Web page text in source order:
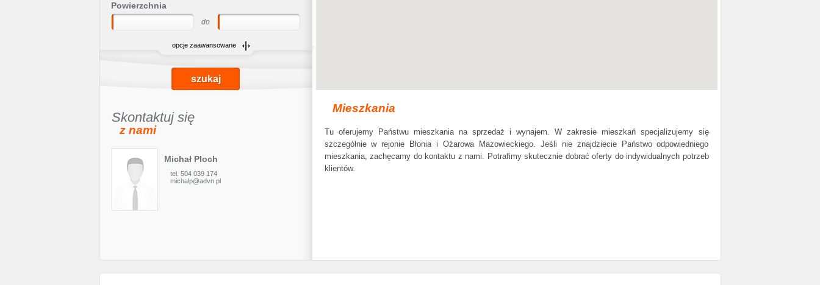
Powierzchnia
do
opcje zaawansowane
Skontaktuj się
z nami
Michał Ploch
tel. 504 039 174
michalp@advn.pl
Mieszkania
Tu oferujemy Państwu mieszkania na sprzedaż i wynajem. W zakresie mieszkań specjalizujemy się
szczególnie w rejonie Błonia i Ożarowa Mazowieckiego. Jeśli nie znajdziecie Państwo odpowiedniego
mieszkania, zachęcamy do kontaktu z nami. Potrafimy skutecznie dobrać oferty do indywidualnych potrzeb
klientów.